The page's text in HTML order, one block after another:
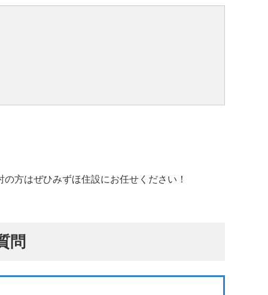
方はぜひみずほ住設にお任せください！
問